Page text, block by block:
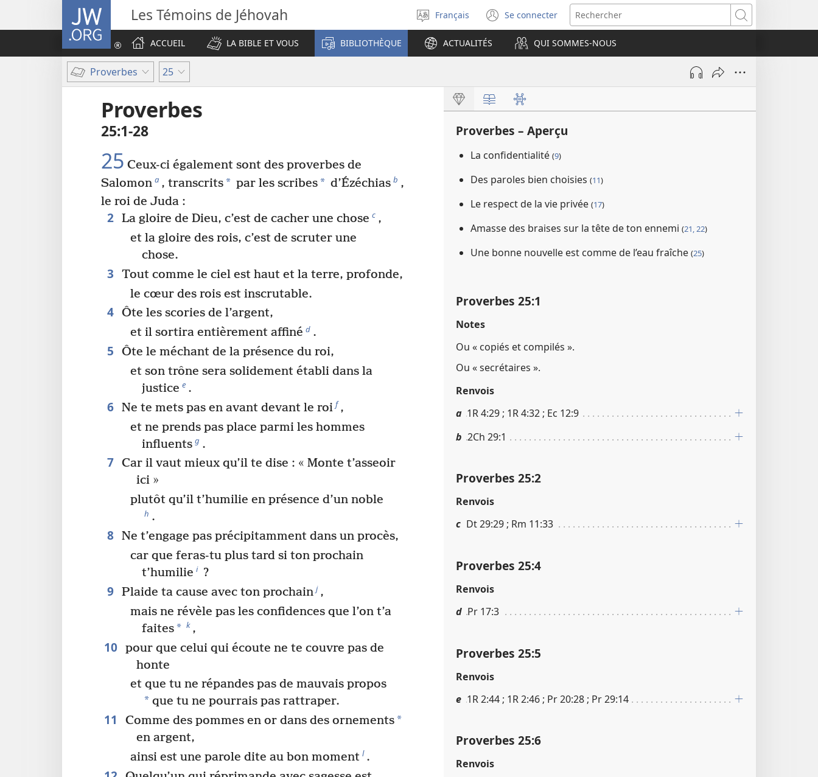
JW.ORG Les Témoins de Jéhovah
Sélectionner
la
langue
Français Se connecter
(ouvre
une
nouvelle
fenêtre)
Rechercher
ACCUEIL
LA BIBLE ET VOUS BIBLIOTHÈQUE ACTUALITÉS QUI SOMMES-NOUS
Proverbes 25
Proverbes
25​:​1-28
25 Ceux-ci également sont des proverbes de
Salomon a , transcrits* par les scribes* d’Ézéchias b ,
le roi de Juda :
2 La gloire de Dieu, c’est de cacher une chose c ,
et la gloire des rois, c’est de scruter une
chose.
3
Tout comme le ciel est haut et la terre, profonde,
le cœur des rois est inscrutable.
4 Ôte les scories de l’argent,
et il sortira entièrement affiné d .
5
Ôte le méchant de la présence du roi,
et son trône sera solidement établi dans la
justice e .
6 Ne te mets pas en avant devant le roi f ,
et ne prends pas place parmi les hommes
influents g .
7 Car il vaut mieux qu’il te dise : « Monte t’asseoir
ici »
plutôt qu’il t’humilie en présence d’un noble
h .
8 Ne t’engage pas précipitamment dans un procès,
car que feras-tu plus tard si ton prochain
t’humilie i ?
9 Plaide ta cause avec ton prochain j ,
mais ne révèle pas les confidences que l’on t’a
faites* k ,
10 pour que celui qui écoute ne te couvre pas de
honte
et que tu ne répandes pas de mauvais propos
* que tu ne pourrais pas rattraper.
11 Comme des pommes en or dans des ornements*
en argent,
ainsi est une parole dite au bon moment l .
Proverbes – Aperçu
La confidentialité (9)
Des paroles bien choisies (11)
Le respect de la vie privée (17)
Amasse des braises sur la tête de ton ennemi (21, 22)
Une bonne nouvelle est comme de l’eau fraîche (25)
Proverbes 25​:​1
Notes
Ou « copiés et compilés ».
Ou « secrétaires ».
Renvois
a 1R 4​:​29 ; 1R 4​:​32 ; Ec 12​:​9
b 2Ch 29​:​1
Proverbes 25​:​2
Renvois
c Dt 29​:​29 ; Rm 11​:​33
Proverbes 25​:​4
Renvois
d Pr 17​:​3
Proverbes 25​:​5
Renvois
e 1R 2​:​44 ; 1R 2​:​46 ; Pr 20​:​28 ; Pr 29​:​14
Proverbes 25​:​6
Renvois